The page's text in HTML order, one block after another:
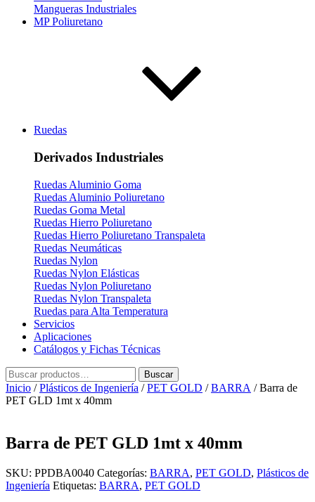
Mangueras Industriales
MP Poliuretano
Ruedas
Derivados Industriales
Ruedas Aluminio Goma
Ruedas Aluminio Poliuretano
Ruedas Goma Metal
Ruedas Hierro Poliuretano
Ruedas Hierro Poliuretano Transpaleta
Ruedas Neumáticas
Ruedas Nylon
Ruedas Nylon Elásticas
Ruedas Nylon Poliuretano
Ruedas Nylon Transpaleta
Ruedas para Alta Temperatura
Servicios
Aplicaciones
Catálogos y Fichas Técnicas
Buscar
por:
Buscar
Inicio /Plásticos de Ingeniería /PET GOLD /BARRA / Barra de
PET GLD 1mt x 40mm
Barra de PET GLD 1mt x 40mm
SKU: PPDBA0040 Categorías: BARRA, PET GOLD, Plásticos de
Ingeniería Etiquetas: BARRA, PET GOLD